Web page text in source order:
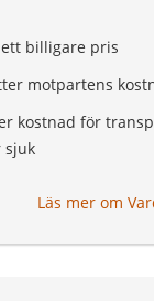
billigare pris
motpartens
kostnad för
sjuk
Läs mer om